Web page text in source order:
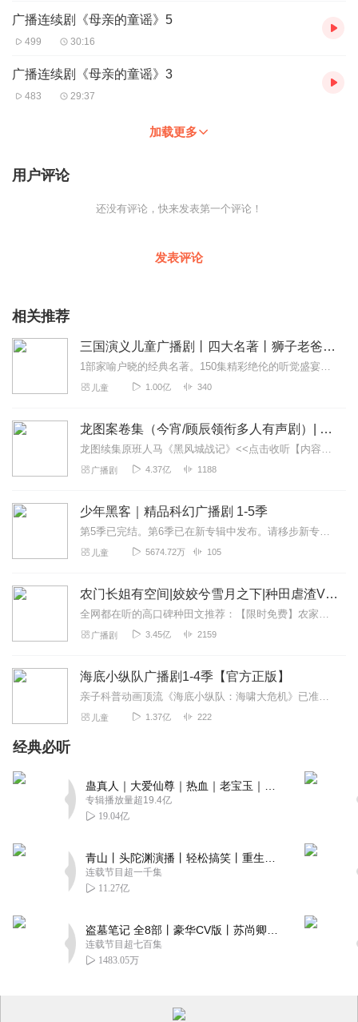
广播连续剧《母亲的童谣》5
499 30:16
广播连续剧《母亲的童谣》3
483 29:37
加载更多
用户评论
还没有评论，快来发表第一个评论！
发表评论
相关推荐
三国演义儿童广播剧丨四大名著丨狮子老爸历史故事
1部家喻户晓的经典名著。150集精彩绝伦的听觉盛宴。听名著，和听故事一样精彩！一起聆听耳朵里的三国故事，感悟中华经典！
儿童 1.00亿 340
龙图案卷集（今宵/顾辰领衔多人有声剧）| 探案
龙图续集原班人马《黑风城战记》<<点击收听【内容简介】《龙图案卷集》是由耳雅根据古典名著《三侠五义》（又叫七五）改编所写的网络小说，主要讲述的是鼠（白玉堂）...
广播剧 4.37亿 1188
少年黑客｜精品科幻广播剧 1-5季
第5季已完结。第6季已在新专辑中发布。请移步新专辑：《少年黑客第6季——量子行动与差分机的网军灭绝计划》第5季的故事我们讲到核潜艇在大爆炸之后不见踪影，GMK也...
儿童 5674.72万 105
农门长姐有空间|姣姣兮雪月之下|种田虐渣VIP免费
全网都在听的高口碑种田文推荐：【限时免费】农家小福女|姣姣兮郁雨竹|全网最快寒门大俗人|姣姣兮杜骁|萌宝女强古言爽文魏晋干饭人未删减全网最快|农家小福...
广播剧 3.45亿 2159
海底小纵队广播剧1-4季【官方正版】
亲子科普动画顶流《海底小纵队：海啸大危机》已准备就绪，邀您开启全家总动员！5月1日，电影院见！上新推荐戳《海底小纵队第九季》，抢先收听第九季全新故事！《海底小...
儿童 1.37亿 222
经典必听
专辑播放量超19.4亿
19.04亿
连载节目超一千集
11.27亿
连载节目超七百集
1483.05万